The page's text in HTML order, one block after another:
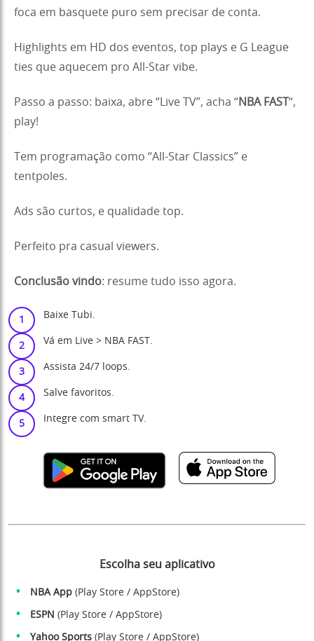
foca em basquete puro sem precisar de conta.
Highlights em HD dos eventos, top plays e G League
ties que aquecem pro All-Star vibe.
Passo a passo: baixa, abre “Live TV”, acha “ NBA FAST “,
play!
Tem programação como “All-Star Classics” e
tentpoles.
Ads são curtos, e qualidade top.
Perfeito pra casual viewers.
Conclusão vindo: resume tudo isso agora.
Baixe Tubi.
Vá em Live > NBA FAST.
Assista 24/7 loops.
Salve favoritos.
Integre com smart TV.
Escolha seu aplicativo
NBA App ( Play Store / AppStore)
ESPN ( Play Store / AppStore)
Yahoo Sports ( Play Store / AppStore)